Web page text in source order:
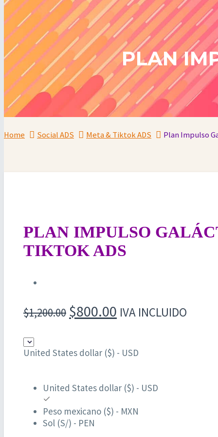
PLAN
Home Social ADS Meta & Tiktok ADS Plan Impulso
PLAN IMPULSO
TIKTOK ADS
$1,200.00 El
original
era:
$800.00 El
es:
IVA INCLUIDO
United States dollar ($) - USD
United States dollar ($) - USD
Peso mexicano ($) - MXN
Sol (S/) - PEN